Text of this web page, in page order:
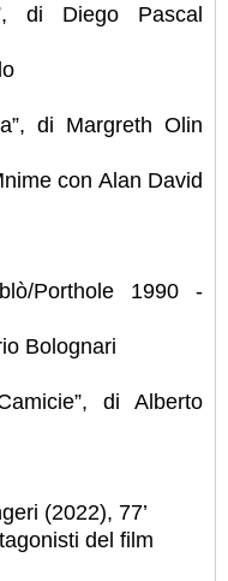
di Diego Pascal
di Margreth Olin
con Alan David
Porthole 1990 -
Bolognari
di Alberto
(2022), 77’
del film